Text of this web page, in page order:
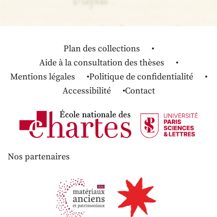
Plan des collections
Aide à la consultation des thèses
Mentions légales
Politique de confidentialité
Accessibilité
Contact
Nos partenaires